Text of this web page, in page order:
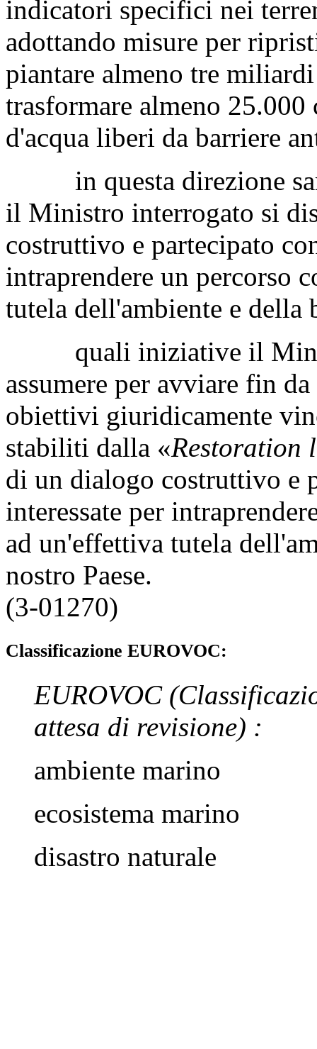
indicatori specifici nei
adottando misure per
piantare almeno tre
trasformare almeno
d'acqua liberi da barriere
in questa direzione
il Ministro interrogato si
costruttivo e partecipato
intraprendere un percorso
tutela dell'ambiente e della
quali iniziative il
assumere per avviare fin
obiettivi giuridicamente
stabiliti dalla «Restoration
di un dialogo costruttivo e
interessate per
ad un'effettiva tutela
nostro Paese.
(3-01270)
Classificazione EUROVOC:
EUROVOC
attesa di revisione) :
ambiente marino
ecosistema marino
disastro naturale